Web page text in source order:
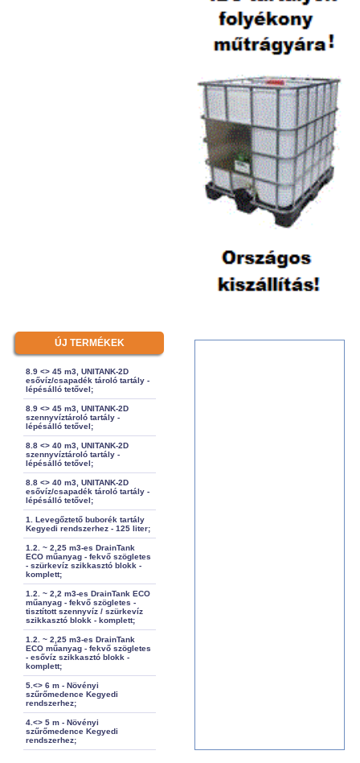
ÚJ TERMÉKEK
8.9 <> 45 m3, UNITANK-2D
esővíz/csapadék tároló tartály -
lépésálló tetővel;
8.9 <> 45 m3, UNITANK-2D
szennyvíztároló tartály -
lépésálló tetővel;
8.8 <> 40 m3, UNITANK-2D
szennyvíztároló tartály -
lépésálló tetővel;
8.8 <> 40 m3, UNITANK-2D
esővíz/csapadék tároló tartály -
lépésálló tetővel;
1. Levegőztető buborék tartály
Kegyedi rendszerhez - 125 liter;
1.2. ~ 2,25 m3-es DrainTank
ECO műanyag - fekvő szögletes
- szürkevíz szikkasztó blokk -
komplett;
1.2. ~ 2,2 m3-es DrainTank ECO
műanyag - fekvő szögletes -
tisztított szennyvíz / szürkevíz
szikkasztó blokk - komplett;
1.2. ~ 2,25 m3-es DrainTank
ECO műanyag - fekvő szögletes
- esővíz szikkasztó blokk -
komplett;
5.<> 6 m - Növényi
szűrőmedence Kegyedi
rendszerhez;
4.<> 5 m - Növényi
szűrőmedence Kegyedi
rendszerhez;